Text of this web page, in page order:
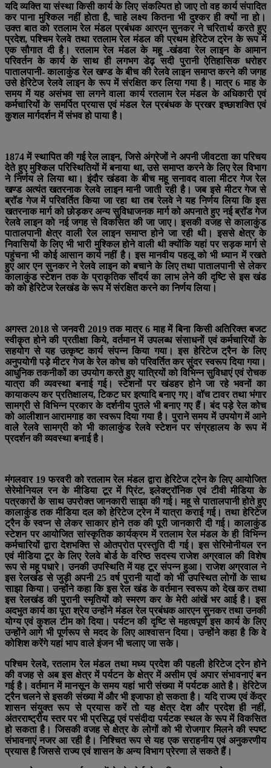
यदि व्यक्ति या संस्था किसी कार्य के लिए संकल्पित हो जाए तो वह कार्य संपादित
कर पाना मुश्किल नहीं होता है, चाहे लक्ष्य कितना भी दुश्कर ही क्यों ना हो।
उक्त बात को रतलाम रेल मंडल प्रबंधक आरएन सुनकर ने चरितार्थ करते हुए
प्रदेश, पश्चिम रेलवे तथा रतलाम रेल मंडल की प्रथम हेरिटेज ट्रेन के रूप में
एक सौगात दी है। रतलाम रेल मंडल के महू -खंडवा रेल लाइन के आमान
परिवर्तन के कार्य के साथ ही लगभग डेढ़ सदी पुरानी ऐतिहासिक धरोहर
पातालपानी- कालाकुंड रेल खण्ड के बीच की रेलवे लाइन समाप्त करने की जगह
उसे हेरिटेज रेलवे लाइन के रूप में संरक्षित कर लिया गया है। मात्र 6 माह के
समय में यह असंभव सा लगने वाला कार्य रतलाम रेल मंडल के अधिकारी एवं
कर्मचारियों के समर्पित प्रयास एवं मंडल रेल प्रबंधक के प्रखर इच्छाशक्ति एवं
कुशल मार्गदर्शन में संभव हो पाया है।
1874 में स्थापित की गई रेल लाइन, जिसे अंग्रेजों ने अपनी जीवटता का परिचय
देते हुए मुश्किल परिस्थितियों में बनाया था, उसे समाप्त करने के लिए रेल विभाग
ने निर्णय ले लिया था। इंदौर खंडवा के बीच महू सनावद वाला मीटर गेज रेल
खण्ड अत्यंत खतरनाक रेलवे लाइन मानी जाती रही है। जब इसे मीटर गेज से
ब्रॉड गेज में परिवर्तित किया जा रहा था तब रेलवे ने यह निर्णय लिया कि इस
खतरनाक मार्ग को छोड़कर अन्य सुविधाजनक मार्ग को अपनाते हुए नई ब्रॉड गेज
रेलवे लाइन को नई जगह से विकसित की जा जाए। इसकी वजह से कालाकुंड
पातालपानी क्षेत्र वाली रेल लाइन समाप्त होने जा रही थी। इससे क्षेत्र के
निवासियों के लिए भी भारी मुश्किल होने वाली थी क्योंकि यहां पर सड़क मार्ग से
पहुंचना भी कोई आसान कार्य नहीं है। इस मानवीय पहलू को भी ध्यान में रखते
हुए आर एन सुनकर ने रेलवे लाइन को बचाने के लिए तथा पातालपानी से लेकर
कालाकुंड स्टेशन तक के प्राकृतिक सौंदर्य का लाभ लेने की दृष्टि से इस खंड
को को हेरिटेज रेलखंड के रूप में संरक्षित करने का निर्णय लिया।
अगस्त 2018 से जनवरी 2019 तक मात्र 6 माह में बिना किसी अतिरिक्त बजट
स्वीकृत होने की प्रतीक्षा किये, वर्तमान में उपलब्ध संसाधनों एवं कर्मचारियों के
सहयोग से यह उत्कृष्ट कार्य संपन्न किया गया। इस हेरिटेज ट्रैन के लिए
अनुपयोगी पड़े मीटर गेज के रेल कोच को परिवर्तित कर सुंदर स्वरूप दिया गया।
आधुनिक तकनीकों का उपयोग करते हुए यात्रियों को विभिन्न सुविधाएं एवं रोचक
यात्रा की व्यवस्था बनाई गई। स्टेशनों पर खंडहर होने जा रहे भवनों का
कायाकल्प कर प्रतिक्षालय, टिकट घर इत्यादि बनाए गए। वॉच टावर तथा भंगार
सामग्री से विभिन्न प्रकार के दर्शनीय पुतले भी बनाए गए हैं। बंद पड़े रेल कोच
को आलीशान आरामगाह का स्वरूप दिया गया है। पुराने समय में उपयोग में आने
वाले रेलवे सामग्री को भी कालाकुंड रेलवे स्टेशन पर संग्रहालय के रूप में
प्रदर्शन की व्यवस्था बनाई है।
मंगलवार 19 फरवरी को रतलाम रेल मंडल द्वारा हेरिटेज ट्रेन के लिए आयोजित
सेरेमोनियल रन के मीडिया टूर में प्रिंट, इलेक्ट्रॉनिक एवं टीवी मीडिया के
पत्रकारों के साथ उपरोक्त जानकारी साझा की गई। महू से पातालपानी होते हुए
कालाकुंड तक मीडिया दल को हेरिटेज ट्रेन में यात्रा कराई गई। तथा हेरिटेज
ट्रैन के स्वप्न से लेकर साकार होने तक की पूरी जानकारी दी गई। कालाकुंड
स्टेशन पर आयोजित सांस्कृतिक कार्यक्रम में रतलाम रेल मंडल के ही विभिन्न
कर्मचारियों द्वारा देशभक्ति से ओतप्रोत प्रस्तुति दी गई। इस सेरिमोनीयल रन
एवं मीडिया टूर के लिए रेलवे बोर्ड के वरिष्ठ सदस्य राजेश अग्रवाल की विशेष
रूप से महू पधारे। उनकी उपस्थिति में यह टूर संपन्न हुआ। राजेश अग्रवाल ने
इस रेलखंड से जुड़ी अपनी 25 वर्ष पुरानी यादों को भी उपस्थित लोगों के साथ
साझा किया। उन्होंने कहा कि इस रेल खंड के वर्तमान स्वरूप को देख कर तथा
इस रेलखंड की पुरानी स्मृतियों को स्मरण कर के मेरी आंखें भर आई है। इस
अदभुत कार्य का पूरा श्रेय उन्होंने मंडल रेल प्रबंधक आरएन सुनकर तथा उनकी
योग्य एवं कुशल टीम को दिया। पर्यटन की दृष्टि से महत्वपूर्ण इस कार्य के लिए
उन्होंने आगे भी पूर्णरूप से मदद के लिए आश्वासन दिया। उन्होंने कहा है कि वे
कोशिश करेंगे यहां भाप वाले इंजन भी चलाए जा सके।
पश्चिम रेलवे, रतलाम रेल मंडल तथा मध्य प्रदेश की पहली हेरिटेज ट्रेन होने
की वजह से अब इस क्षेत्र में पर्यटन के क्षेत्र में असीम एवं अपार संभावनाएं बन
गई है। वर्तमान में मानसून के समय यहां भारी संख्या में पर्यटक आते है। हेरिटेज
ट्रैन चलने से इसकी संख्या में और भी इजाफा हो सकता है। यदि राज्य एवं केंद्र
शासन संयुक्त रूप से प्रयास करें तो यह क्षेत्र देश और प्रदेश ही नहीं,
अंतरराष्ट्रीय स्तर पर भी प्रसिद्ध एवं पसंदीदा पर्यटक स्थल के रूप में विकसित
हो सकता है। जिसकी वजह से क्षेत्र के लोगों को भी रोजगार मिलने की स्पष्ट
संभावनाएं नजर आ रही है। निश्चित रूप से यह एक सराहनीय एवं अनुकरणीय
प्रयास है जिससे राज्य एवं शासन के अन्य विभाग प्रेरणा ले सकते हैं।